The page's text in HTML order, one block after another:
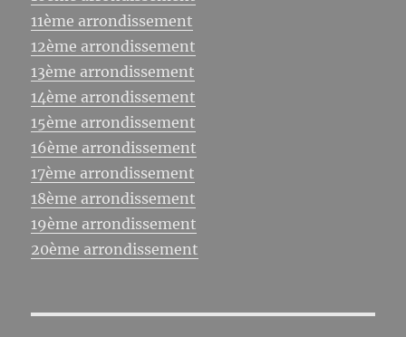
11ème arrondissement
12ème arrondissement
13ème arrondissement
14ème arrondissement
15ème arrondissement
16ème arrondissement
17ème arrondissement
18ème arrondissement
19ème arrondissement
20ème arrondissement